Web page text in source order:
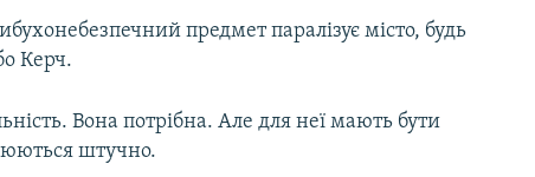
предмет паралізує місто, будь
Керч.
Вона потрібна. Але для неї мають бути
штучно.